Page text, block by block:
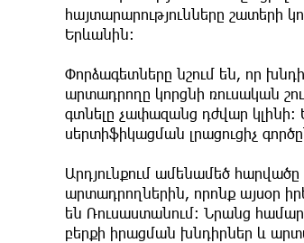
հայտարարությունները շատերի
Երևանին։
Փորձագետները նշում են, որ
արտադրողը կորցնի ռուսական
գտնելը չափազանց դժվար
սերտիֆիկացման լրացուցիչ
Արդյունքում ամենամեծ հարվածը
արտադրողներին, որոնք այսօր
են Ռուսաստանում։ Նրանց
բերքի իրացման խնդիրներ և